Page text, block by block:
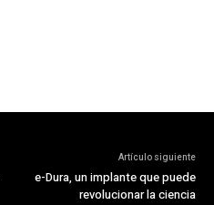
Artículo siguiente
e-Dura, un implante que puede
revolucionar la ciencia